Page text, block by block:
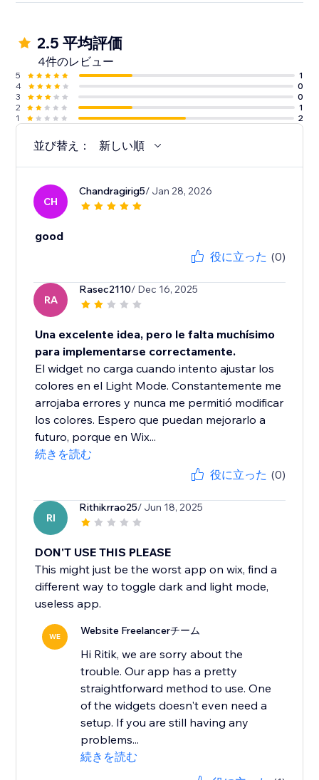
2.5 平均評価
4件のレビュー
5
1
4
0
3
0
2
1
1
2
並び替え： 新しい順
CH
Chandragirig5/ Jan 28, 2026
good
役に立った (0)
RA
Rasec2110/ Dec 16, 2025
Una excelente idea, pero le falta muchísimo
para implementarse correctamente.
El widget no carga cuando intento ajustar los
colores en el Light Mode. Constantemente me
arrojaba errores y nunca me permitió modificar
los colores. Espero que puedan mejorarlo a
futuro, porque en Wix...
続きを読む
役に立った (0)
RI
Rithikrrao25/ Jun 18, 2025
DON'T USE THIS PLEASE
This might just be the worst app on wix, find a
different way to toggle dark and light mode,
useless app.
WE Website Freelancerチーム
Hi Ritik, we are sorry about the
trouble. Our app has a pretty
straightforward method to use. One
of the widgets doesn't even need a
setup. If you are still having any
problems...
続きを読む